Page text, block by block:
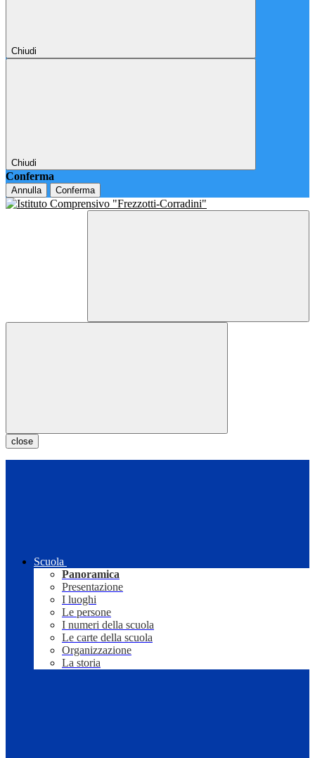
Chiudi
Chiudi
Conferma
Annulla Conferma
close
Scuola
Panoramica
Presentazione
I luoghi
Le persone
I numeri della scuola
Le carte della scuola
Organizzazione
La storia